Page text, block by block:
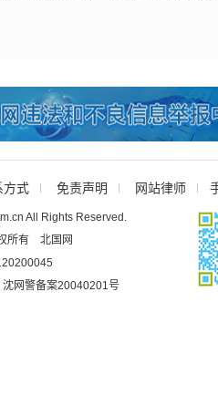
方式 免责声明 网站律师
All Rights Reserved.
所有 北国网
沈网警备案20040201号